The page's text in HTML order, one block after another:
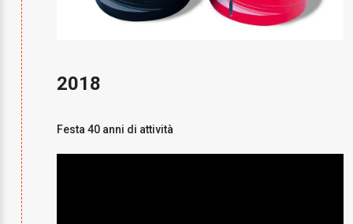
2018
Festa 40 anni di attività